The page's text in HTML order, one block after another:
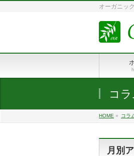
オーガニッ
コ
HOME » コラ
月別